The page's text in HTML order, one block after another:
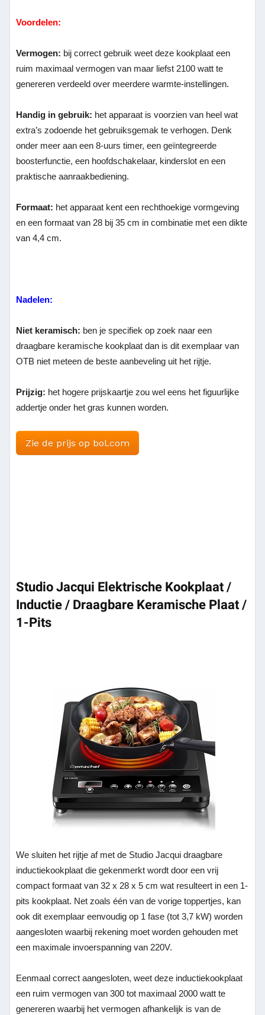
Voordelen:
Vermogen: bij correct gebruik weet deze kookplaat een
ruim maximaal vermogen van maar liefst 2100 watt te
genereren verdeeld over meerdere warmte-instellingen.
Handig in gebruik: het apparaat is voorzien van heel wat
extra’s zodoende het gebruiksgemak te verhogen. Denk
onder meer aan een 8-uurs timer, een geïntegreerde
boosterfunctie, een hoofdschakelaar, kinderslot en een
praktische aanraakbediening.
Formaat: het apparaat kent een rechthoekige vormgeving
en een formaat van 28 bij 35 cm in combinatie met een dikte
van 4,4 cm.
Nadelen:
Niet keramisch: ben je specifiek op zoek naar een
draagbare keramische kookplaat dan is dit exemplaar van
OTB niet meteen de beste aanbeveling uit het rijtje.
Prijzig: het hogere prijskaartje zou wel eens het figuurlijke
addertje onder het gras kunnen worden.
Zie de prijs op bol.com
Studio Jacqui Elektrische Kookplaat /
Inductie / Draagbare Keramische Plaat /
1-Pits
We sluiten het rijtje af met de Studio Jacqui draagbare
inductiekookplaat die gekenmerkt wordt door een vrij
compact formaat van 32 x 28 x 5 cm wat resulteert in een 1-
pits kookplaat. Net zoals één van de vorige toppertjes, kan
ook dit exemplaar eenvoudig op 1 fase (tot 3,7 kW) worden
aangesloten waarbij rekening moet worden gehouden met
een maximale invoerspanning van 220V.
Eenmaal correct aangesloten, weet deze inductiekookplaat
een ruim vermogen van 300 tot maximaal 2000 watt te
genereren waarbij het vermogen afhankelijk is van de